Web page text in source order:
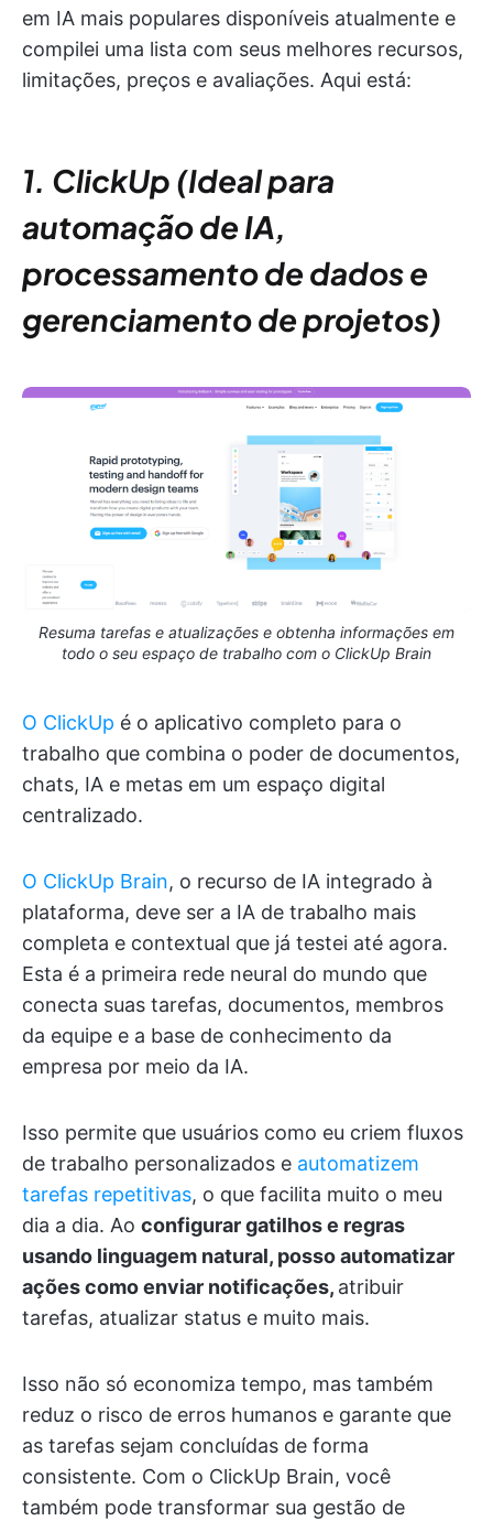
em IA mais populares disponíveis atualmente e
compilei uma lista com seus melhores recursos,
limitações, preços e avaliações. Aqui está:
1. ClickUp (Ideal para
automação de IA,
processamento de dados e
gerenciamento de projetos)
Resuma tarefas e atualizações e obtenha informações em
todo o seu espaço de trabalho com o ClickUp Brain
O ClickUp é o aplicativo completo para o
trabalho que combina o poder de documentos,
chats, IA e metas em um espaço digital
centralizado.
O ClickUp Brain, o recurso de IA integrado à
plataforma, deve ser a IA de trabalho mais
completa e contextual que já testei até agora.
Esta é a primeira rede neural do mundo que
conecta suas tarefas, documentos, membros
da equipe e a base de conhecimento da
empresa por meio da IA.
Isso permite que usuários como eu criem fluxos
de trabalho personalizados e automatizem
tarefas repetitivas, o que facilita muito o meu
dia a dia. Ao configurar gatilhos e regras
usando linguagem natural, posso automatizar
ações como enviar notificações, atribuir
tarefas, atualizar status e muito mais.
Isso não só economiza tempo, mas também
reduz o risco de erros humanos e garante que
as tarefas sejam concluídas de forma
consistente. Com o ClickUp Brain, você
também pode transformar sua gestão de